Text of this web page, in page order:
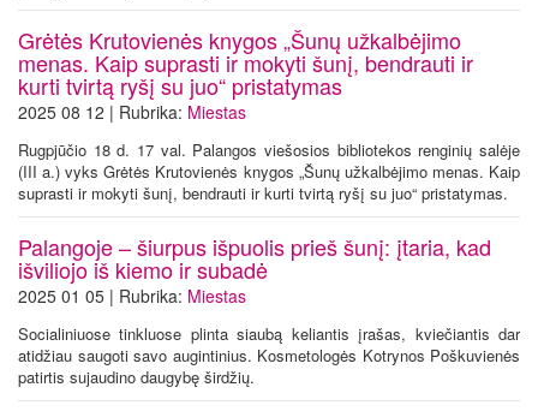
Grėtės Krutovienės knygos „Šunų užkalbėjimo
menas. Kaip suprasti ir mokyti šunį, bendrauti ir
kurti tvirtą ryšį su juo“ pristatymas
2025 08 12 | Rubrika: Miestas
Rugpjūčio 18 d. 17 val. Palangos viešosios bibliotekos renginių salėje
(III a.) vyks Grėtės Krutovienės knygos „Šunų užkalbėjimo menas. Kaip
suprasti ir mokyti šunį, bendrauti ir kurti tvirtą ryšį su juo“ pristatymas.
Palangoje – šiurpus išpuolis prieš šunį: įtaria, kad
išviliojo iš kiemo ir subadė
2025 01 05 | Rubrika: Miestas
Socialiniuose tinkluose plinta siaubą keliantis įrašas, kviečiantis dar
atidžiau saugoti savo augintinius. Kosmetologės Kotrynos Poškuvienės
patirtis sujaudino daugybę širdžių.